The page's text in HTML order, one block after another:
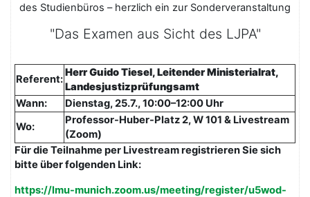
des Studienbüros – herzlich ein zur Sonderveranstaltung
"Das Examen aus Sicht des LJPA"
Referent:
Herr Guido Tiesel, Leitender Ministerialrat,
Landesjustizprüfungsamt
Wann:
Dienstag, 25.7., 10:00–12:00 Uhr
Wo:
Professor-Huber-Platz 2, W 101 & Livestream
(Zoom)
Für die Teilnahme per Livestream registrieren Sie sich
bitte über folgenden Link:
https://lmu-munich.zoom.us/meeting/register/u5wod-